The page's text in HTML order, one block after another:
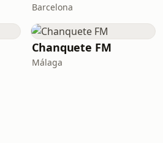
Barcelona
Chanquete FM
Málaga